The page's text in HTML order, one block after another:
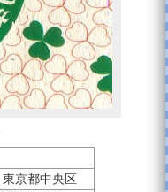
東京都中央区